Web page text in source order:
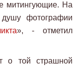
митингующие. На
фотографии
», - отметил
о той страшной